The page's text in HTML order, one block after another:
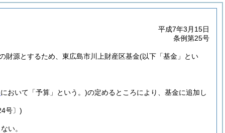
平成7年3月15日
条例第25号
財源とするため、東広島市川上財産区基金(以下「基金」とい
において「予算」という。)の定めるところにより、基金に追加し
号〕)
い。